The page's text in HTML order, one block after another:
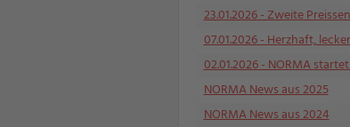
23.01.2026- Zweite
07.01.2026- Herzhaft,
02.01.2026- NORMA startet
NORMA News aus 2025
NORMA News aus 2024